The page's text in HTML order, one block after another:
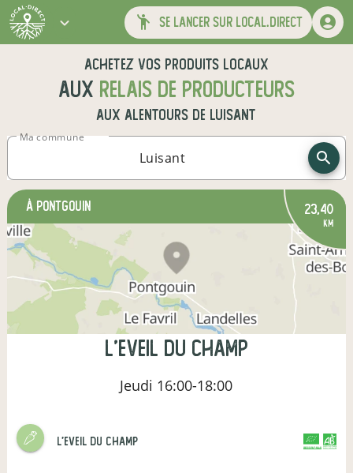
se lancer sur local.direct
Achetez vos produits locaux
aux relais de producteurs
aux alentours de Luisant
Ma commune
à Pontgouin 23,40
km
l'Eveil du champ
Jeudi 16:00-18:00
l'Eveil du champ CERTIFIÉ PAR FR-BIO-01
AGRICULTURE FRANCE